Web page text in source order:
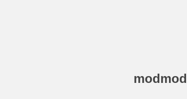
modmod